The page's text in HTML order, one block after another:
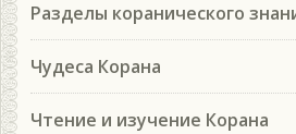
Разделы коранического
Чудеса Корана
Чтение и изучение Корана